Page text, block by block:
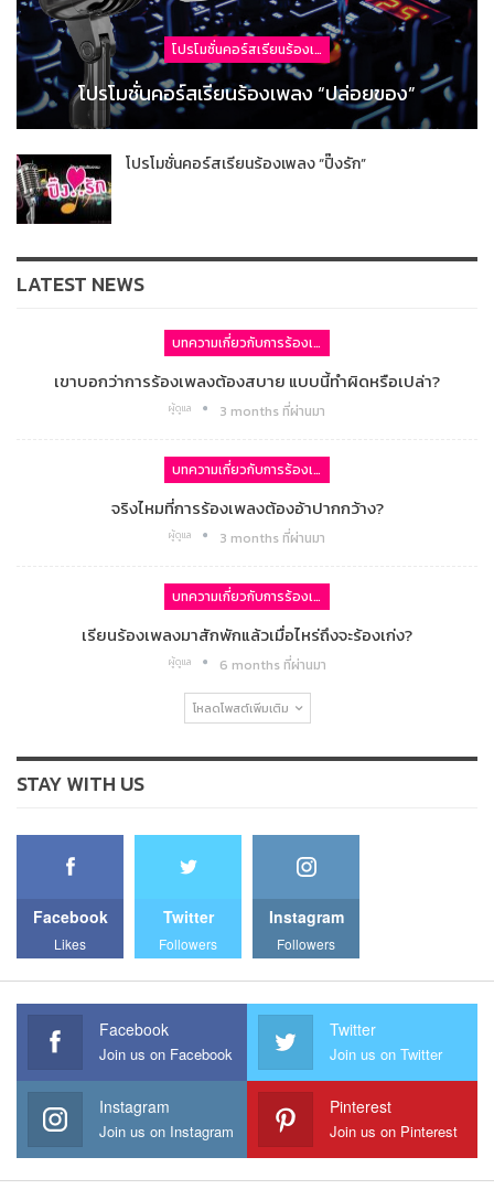
โปรโมชั่นคอร์สเรียนร้องเพลง
โปรโมชั่นคอร์สเรียนร้องเพลง “ปล่อยของ”
โปรโมชั่นคอร์สเรียนร้องเพลง “ปิ๊งรัก”
LATEST NEWS
บทความเกี่ยวกับการร้องเพลง
เขาบอกว่าการร้องเพลงต้องสบาย แบบนี้ทำผิดหรือเปล่า?
ผู้ดูแล 3 months ที่ผ่านมา
บทความเกี่ยวกับการร้องเพลง
จริงไหมที่การร้องเพลงต้องอ้าปากกว้าง?
ผู้ดูแล 3 months ที่ผ่านมา
บทความเกี่ยวกับการร้องเพลง
เรียนร้องเพลงมาสักพักแล้วเมื่อไหร่ถึงจะร้องเก่ง?
ผู้ดูแล 6 months ที่ผ่านมา
โหลดโพสต์เพิ่มเติม
STAY WITH US
Facebook
Likes
Twitter
Followers
Instagram
Followers
Facebook
Join us on Facebook
Twitter
Join us on Twitter
Instagram
Join us on Instagram
Pinterest
Join us on Pinterest